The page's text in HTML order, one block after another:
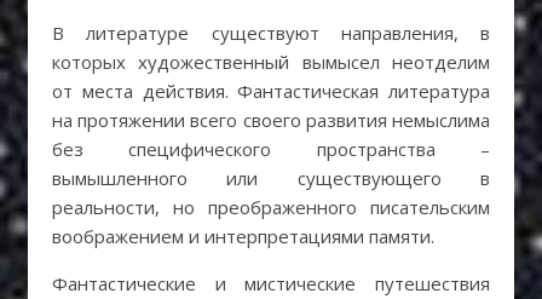
В литературе существуют направления, в
которых художественный вымысел неотделим
от места действия. Фантастическая литература
на протяжении всего своего развития немыслима
без специфического пространства –
вымышленного или существующего в
реальности, но преображенного писательским
воображением и интерпретациями памяти.
Фантастические и мистические путешествия